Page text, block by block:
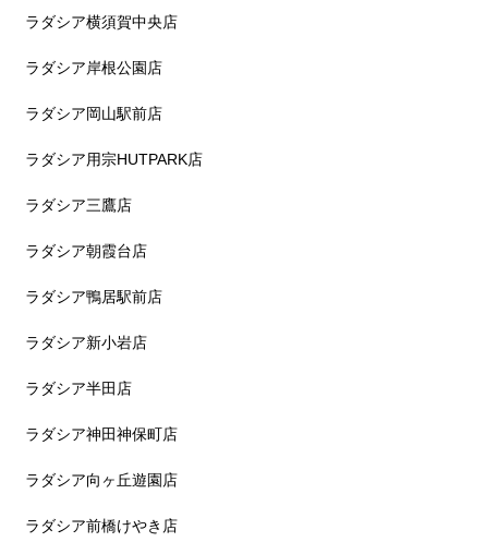
ラダシア横須賀中央店
ラダシア岸根公園店
ラダシア岡山駅前店
ラダシア用宗HUTPARK店
ラダシア三鷹店
ラダシア朝霞台店
ラダシア鴨居駅前店
ラダシア新小岩店
ラダシア半田店
ラダシア神田神保町店
ラダシア向ヶ丘遊園店
ラダシア前橋けやき店